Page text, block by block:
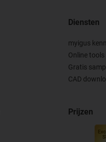
Diensten
myigus
Online tools
Gratis
CAD
Prijzen